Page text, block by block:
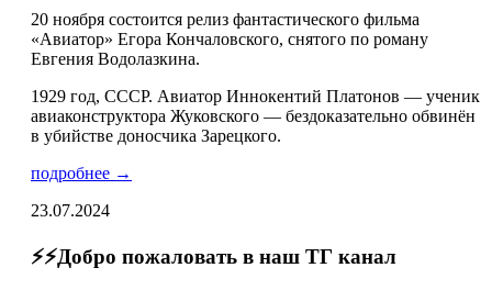
20 ноября состоится релиз фантастического фильма
«Авиатор» Егора Кончаловского, снятого по роману
Евгения Водолазкина.
1929 год, СССР. Авиатор Иннокентий Платонов — ученик
авиаконструктора Жуковского — бездоказательно обвинён
в убийстве доносчика Зарецкого.
подробнее →
23.07.2024
⚡️⚡️Добро пожаловать в наш ТГ канал